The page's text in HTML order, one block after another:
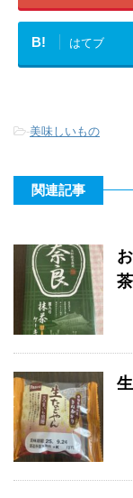
B! はてブ
-美味しいもの
関連記事